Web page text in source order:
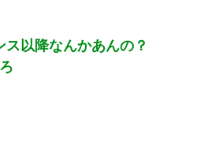
以降なんかあんの？